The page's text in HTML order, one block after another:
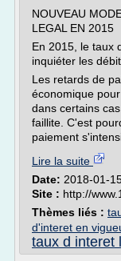
NOUVEAU
LEGAL EN 2015
En 2015, le taux
inquiéter les
Les retards de
économique
dans certains
faillite. C'est
paiement
Lire la suite
Date: 2018-01-
Site : http://
Thèmes liés :
d'interet en
taux d interet